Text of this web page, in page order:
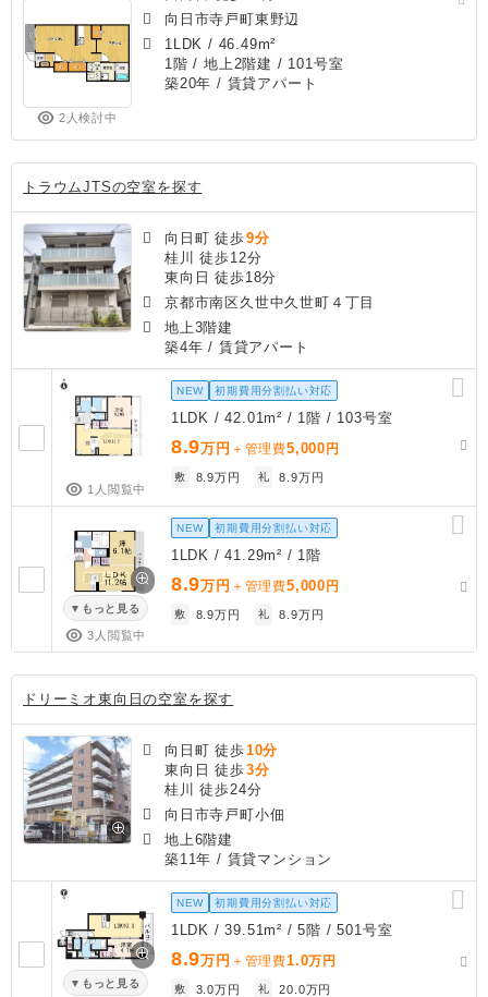
2人検討中
向日市寺戸町東野辺
1LDK / 46.49m²
1階 / 地上2階建 / 101号室
築20年 / 賃貸アパート
トラウムJTSの空室を探す
向日町 徒歩9分
桂川 徒歩12分
東向日 徒歩18分
京都市南区久世中久世町４丁目
地上3階建
築4年 / 賃貸アパート
1人閲覧中
NEW 初期費用分割払い対応
1LDK / 42.01m² / 1階 / 103号室
8.9万円 ＋管理費5,000 円
敷 8.9万円 礼 8.9万円
もっと見る
3人閲覧中
NEW 初期費用分割払い対応
1LDK / 41.29m² / 1階
8.9万円 ＋管理費5,000 円
敷 8.9万円 礼 8.9万円
ドリーミオ東向日の空室を探す
向日町 徒歩10分
東向日 徒歩3分
桂川 徒歩24分
向日市寺戸町小佃
地上6階建
築11年 / 賃貸マンション
もっと見る
NEW 初期費用分割払い対応
1LDK / 39.51m² / 5階 / 501号室
8.9万円 ＋管理費1.0万円
敷 3.0万円 礼 20.0万円